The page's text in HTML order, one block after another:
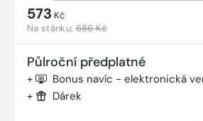
573 Kč
Na stánku:686 Kč
Půlroční předplatné
+ Bonus navíc - elektronická
+ Dárek